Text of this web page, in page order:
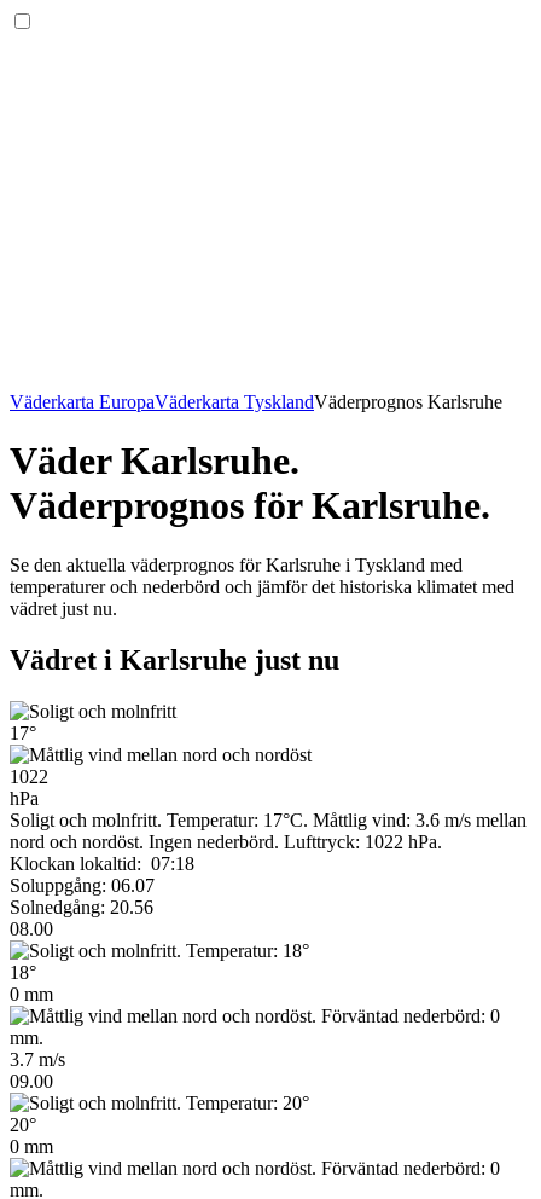
Väderkarta EuropaVäderkarta TysklandVäderprognos Karlsruhe
Väder Karlsruhe.
Väderprognos för Karlsruhe.
Se den aktuella väderprognos för Karlsruhe i Tyskland med
temperaturer och nederbörd och jämför det historiska klimatet med
vädret just nu.
Vädret i Karlsruhe just nu
17°
1022
hPa
Soligt och molnfritt. Temperatur: 17°C. Måttlig vind: 3.6 m/s mellan
nord och nordöst. Ingen nederbörd. Lufttryck: 1022 hPa.
Klockan lokaltid: 07:18
Soluppgång: 06.07
Solnedgång: 20.56
08.00
18°
0 mm
3.7 m/s
09.00
20°
0 mm